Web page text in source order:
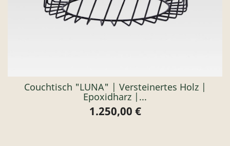
Couchtisch "LUNA" | Versteinertes Holz |
Epoxidharz |...
Preis
1.250,00 €